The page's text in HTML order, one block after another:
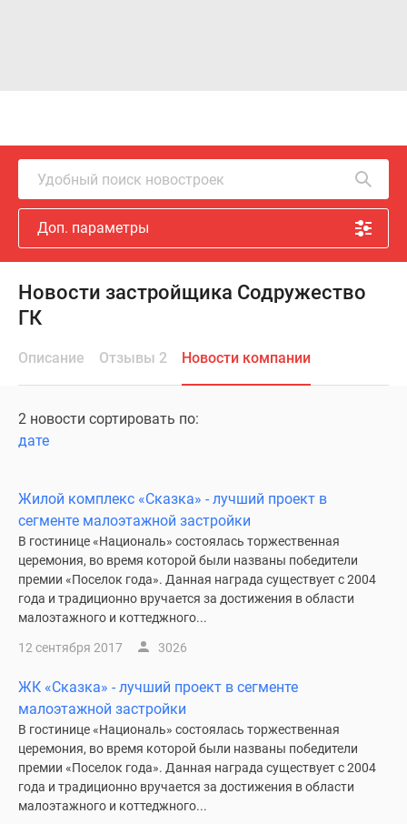
Удобный поиск новостроек
Доп. параметры
Новости застройщика Содружество
ГК
Описание Отзывы 2 Новости компании
2 новости сортировать по:
дате
Жилой комплекс «Сказка» - лучший проект в
сегменте малоэтажной застройки
В гостинице «Националь» состоялась торжественная
церемония, во время которой были названы победители
премии «Поселок года». Данная награда существует с 2004
года и традиционно вручается за достижения в области
малоэтажного и коттеджного...
12 сентября 2017 3026
ЖК «Сказка» - лучший проект в сегменте
малоэтажной застройки
В гостинице «Националь» состоялась торжественная
церемония, во время которой были названы победители
премии «Поселок года». Данная награда существует с 2004
года и традиционно вручается за достижения в области
малоэтажного и коттеджного...